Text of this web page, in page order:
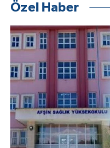
Özel Haber